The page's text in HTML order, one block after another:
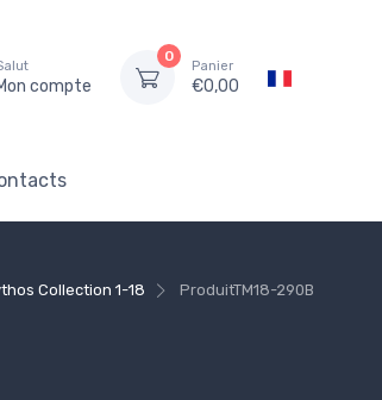
compte
0
Panier
€0,00
Collection 1-18 ProduitTM18-290B